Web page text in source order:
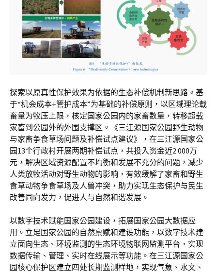
探索以原真性保护效果为依据的生态补偿机制新思路。基
于“机会成本+管护成本”为基础的补偿原则，以区域理论载
畜量为牧压上限，核定国家公园内的家畜数量，转移超载
家畜到公园外的外围支撑区。《三江源国家公园野生动物
与家畜争食草场问题及补偿试点建议》，在三江源国家公
园13个行政村开展两期补偿试点，共投入资金近2 000万
元，解决区域资源配置不均衡和发展不充分的问题，减少
人类放牧活动对野生动物的影响，有效缓解了家畜和野生
食草动物争食草场及人兽冲突，助力实现生态保护与民生
改善同向发力，促进人与自然和谐发展。
以数字技术赋能国家公园建设，拓展国家公园大数据应
用。立足国家公园的自然禀赋和建设功能，以数字技术建
立面向生态、环境监测的生态环境物联网监测平台，实现
数据传输、管理、实时在线展示等功能。在三江源国家公
园核心保护区建立四处长期监测样地，实现气象、水文、